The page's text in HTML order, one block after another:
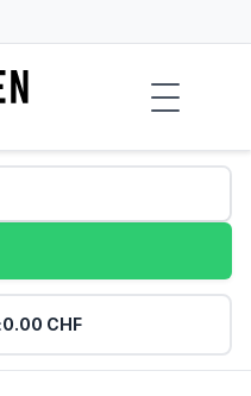
0.00 CHF